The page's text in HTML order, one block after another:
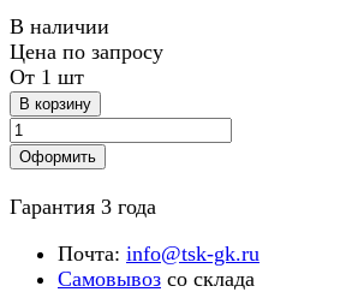
В наличии
Цена по запросу
От 1 шт
В корзину
Оформить
Гарантия 3 года
Почта: info@tsk-gk.ru
Самовывоз со склада